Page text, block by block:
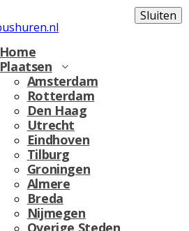
Home
Plaatsen
Amsterdam
Rotterdam
Den Haag
Utrecht
Eindhoven
Tilburg
Groningen
Almere
Breda
Nijmegen
Overige Steden
Sluiten